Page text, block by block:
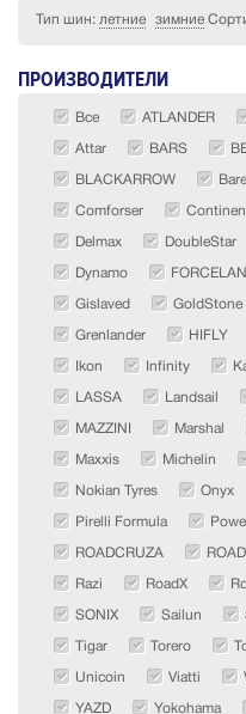
Тип шин: летние зимние
ПРОИЗВОДИТЕЛИ
Все ATLANDER
Attar BARS
BLACKARROW
Comforser
Delmax DoubleStar
Dynamo
Gislaved GoldStone
Grenlander HIFLY
Ikon Infinity
LASSA Landsail
MAZZINI Marshal
Maxxis Michelin
Nokian Tyres Onyx
Pirelli Formula
ROADCRUZA
Razi RoadX
SONIX Sailun
Tigar Torero
Unicoin Viatti
YAZD Yokohama